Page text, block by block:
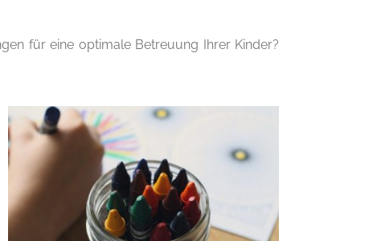
für eine optimale Betreuung Ihrer Kinder?